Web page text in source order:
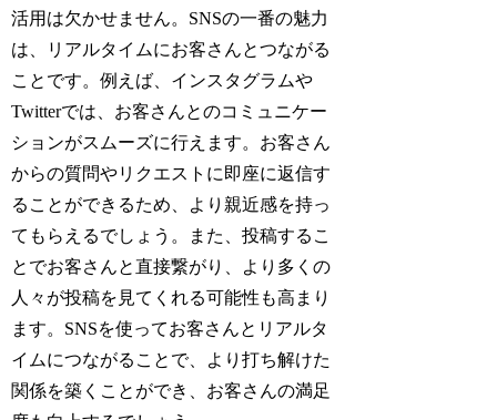
活用は欠かせません。SNSの一番の魅力
は、リアルタイムにお客さんとつながる
ことです。例えば、インスタグラムや
Twitterでは、お客さんとのコミュニケー
ションがスムーズに行えます。お客さん
からの質問やリクエストに即座に返信す
ることができるため、より親近感を持っ
てもらえるでしょう。また、投稿するこ
とでお客さんと直接繋がり、より多くの
人々が投稿を見てくれる可能性も高まり
ます。SNSを使ってお客さんとリアルタ
イムにつながることで、より打ち解けた
関係を築くことができ、お客さんの満足